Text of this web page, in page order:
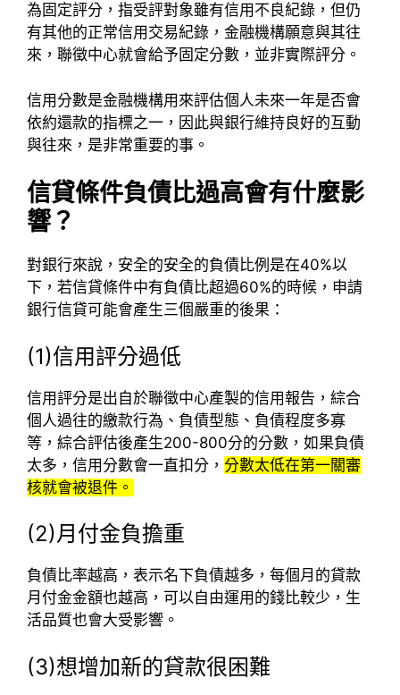
為固定評分，指受評對象雖有信用不良紀錄，但仍
有其他的正常信用交易紀錄，金融機構願意與其往
來，聯徵中心就會給予固定分數，並非實際評分。
信用分數是金融機構用來評估個人未來一年是否會
依約還款的指標之一，因此與銀行維持良好的互動
與往來，是非常重要的事。
信貸條件負債比過高會有什麼影
響？
對銀行來說，安全的安全的負債比例是在40%以
下，若信貸條件中有負債比超過60%的時候，申請
銀行信貸可能會產生三個嚴重的後果：
(1)信用評分過低
信用評分是出自於聯徵中心產製的信用報告，綜合
個人過往的繳款行為、負債型態、負債程度多寡
等，綜合評估後產生200-800分的分數，如果負債
太多，信用分數會一直扣分， 分數太低在第一關審
核就會被退件。
(2)月付金負擔重
負債比率越高，表示名下負債越多，每個月的貸款
月付金金額也越高，可以自由運用的錢比較少，生
活品質也會大受影響。
(3)想增加新的貸款很困難